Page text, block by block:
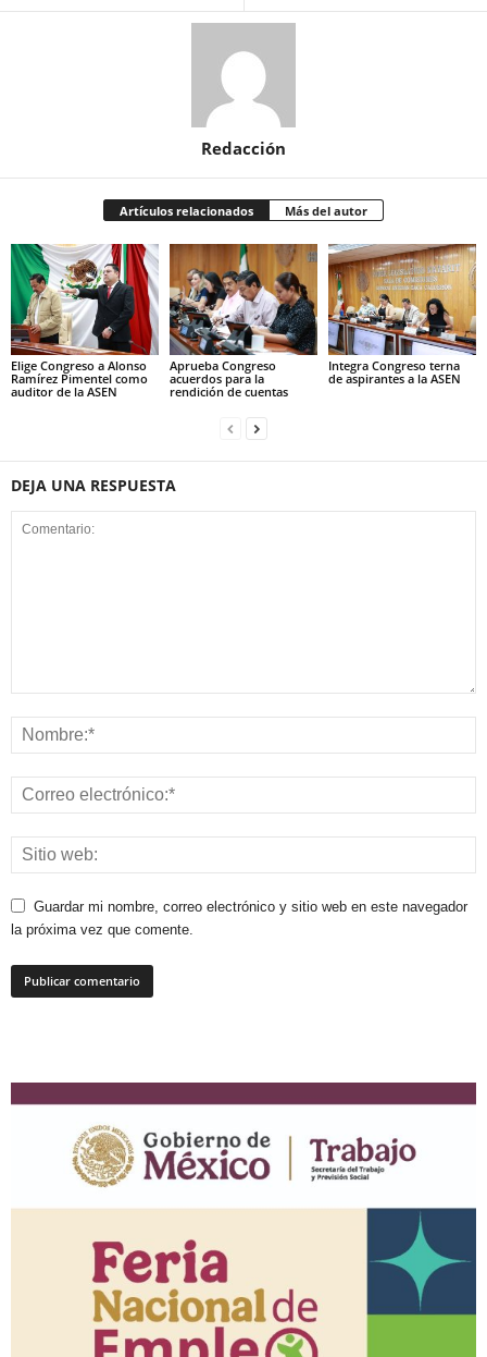
Redacción
Artículos relacionados Más del autor
Elige Congreso a Alonso
Ramírez Pimentel como
auditor de la ASEN
Aprueba Congreso
acuerdos para la
rendición de cuentas
Integra Congreso terna
de aspirantes a la ASEN
DEJA UNA RESPUESTA
Guardar mi nombre, correo electrónico y sitio web en este navegador
la próxima vez que comente.